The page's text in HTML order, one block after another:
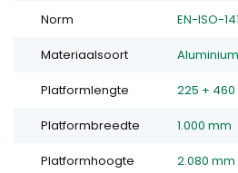
Norm EN-ISO-
Materiaalsoort Aluminium
Platformlengte 225 +
Platformbreedte 1.000 mm
Platformhoogte 2.080 mm